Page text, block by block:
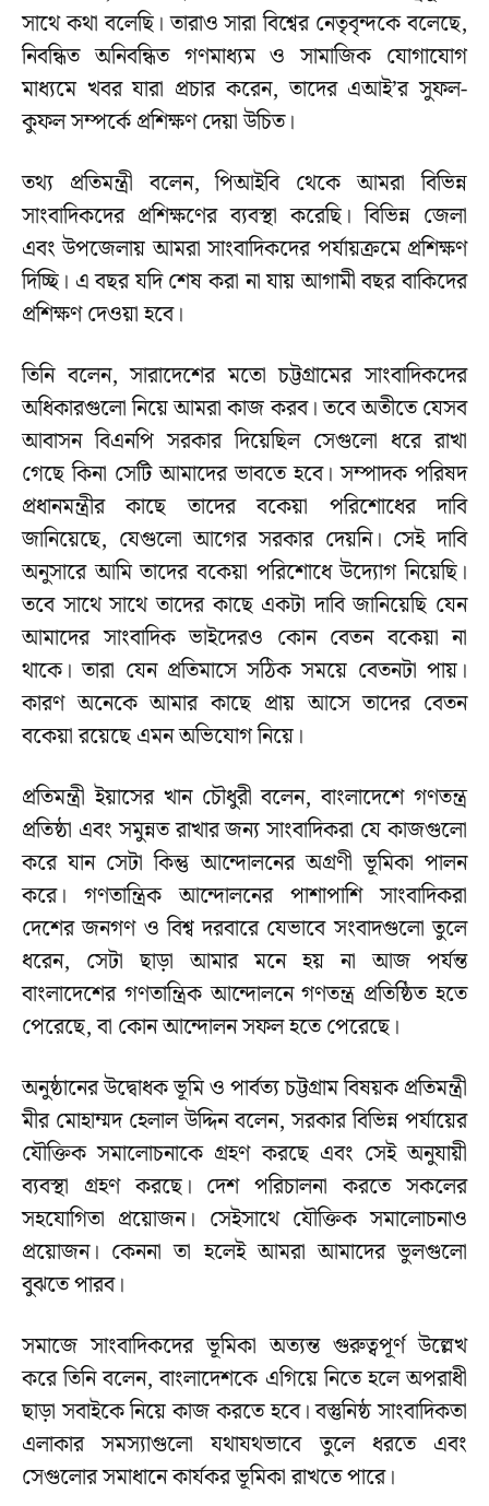
সাথে কথা বলেছি। তারাও সারা বিশ্বের নেতৃবৃন্দকে বলেছে,
নিবন্ধিত অনিবন্ধিত গণমাধ্যম ও সামাজিক যোগাযোগ
মাধ্যমে খবর যারা প্রচার করেন, তাদের এআই’র সুফল-
কুফল সম্পর্কে প্রশিক্ষণ দেয়া উচিত।
তথ্য প্রতিমন্ত্রী বলেন, পিআইবি থেকে আমরা বিভিন্ন
সাংবাদিকদের প্রশিক্ষণের ব্যবস্থা করেছি। বিভিন্ন জেলা
এবং উপজেলায় আমরা সাংবাদিকদের পর্যায়ক্রমে প্রশিক্ষণ
দিচ্ছি। এ বছর যদি শেষ করা না যায় আগামী বছর বাকিদের
প্রশিক্ষণ দেওয়া হবে।
তিনি বলেন, সারাদেশের মতো চট্টগ্রামের সাংবাদিকদের
অধিকারগুলো নিয়ে আমরা কাজ করব। তবে অতীতে যেসব
আবাসন বিএনপি সরকার দিয়েছিল সেগুলো ধরে রাখা
গেছে কিনা সেটি আমাদের ভাবতে হবে। সম্পাদক পরিষদ
প্রধানমন্ত্রীর কাছে তাদের বকেয়া পরিশোধের দাবি
জানিয়েছে, যেগুলো আগের সরকার দেয়নি। সেই দাবি
অনুসারে আমি তাদের বকেয়া পরিশোধে উদ্যোগ নিয়েছি।
তবে সাথে সাথে তাদের কাছে একটা দাবি জানিয়েছি যেন
আমাদের সাংবাদিক ভাইদেরও কোন বেতন বকেয়া না
থাকে। তারা যেন প্রতিমাসে সঠিক সময়ে বেতনটা পায়।
কারণ অনেকে আমার কাছে প্রায় আসে তাদের বেতন
বকেয়া রয়েছে এমন অভিযোগ নিয়ে।
প্রতিমন্ত্রী ইয়াসের খান চৌধুরী বলেন, বাংলাদেশে গণতন্ত্র
প্রতিষ্ঠা এবং সমুন্নত রাখার জন্য সাংবাদিকরা যে কাজগুলো
করে যান সেটা কিন্তু আন্দোলনের অগ্রণী ভূমিকা পালন
করে। গণতান্ত্রিক আন্দোলনের পাশাপাশি সাংবাদিকরা
দেশের জনগণ ও বিশ্ব দরবারে যেভাবে সংবাদগুলো তুলে
ধরেন, সেটা ছাড়া আমার মনে হয় না আজ পর্যন্ত
বাংলাদেশের গণতান্ত্রিক আন্দোলনে গণতন্ত্র প্রতিষ্ঠিত হতে
পেরেছে, বা কোন আন্দোলন সফল হতে পেরেছে।
অনুষ্ঠানের উদ্বোধক ভূমি ও পার্বত্য চট্টগ্রাম বিষয়ক প্রতিমন্ত্রী
মীর মোহাম্মদ হেলাল উদ্দিন বলেন, সরকার বিভিন্ন পর্যায়ের
যৌক্তিক সমালোচনাকে গ্রহণ করছে এবং সেই অনুযায়ী
ব্যবস্থা গ্রহণ করছে। দেশ পরিচালনা করতে সকলের
সহযোগিতা প্রয়োজন। সেইসাথে যৌক্তিক সমালোচনাও
প্রয়োজন। কেননা তা হলেই আমরা আমাদের ভুলগুলো
বুঝতে পারব।
সমাজে সাংবাদিকদের ভূমিকা অত্যন্ত গুরুত্বপূর্ণ উল্লেখ
করে তিনি বলেন, বাংলাদেশকে এগিয়ে নিতে হলে অপরাধী
ছাড়া সবাইকে নিয়ে কাজ করতে হবে। বস্তুনিষ্ঠ সাংবাদিকতা
এলাকার সমস্যাগুলো যথাযথভাবে তুলে ধরতে এবং
সেগুলোর সমাধানে কার্যকর ভূমিকা রাখতে পারে।